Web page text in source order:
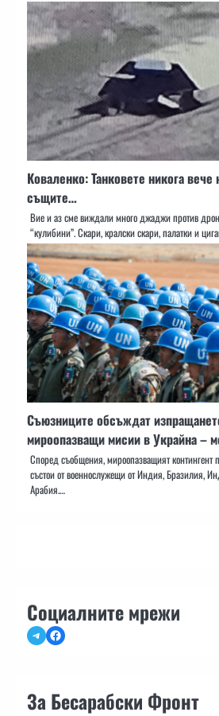
Коваленко: Танковете никога
същите…
Вие и аз сме виждали много джаджи против
“кулибини”. Скари, кралски скари, палатки и
Съюзниците обсъждат
мироопазващи мисии в Украйна –
Според съобщения, мироопазващият
състои от военнослужещи от Индия, Бразилия,
Арабия.…
Социалните мрежи
TelegramFacebook
За Бесарабски Фронт